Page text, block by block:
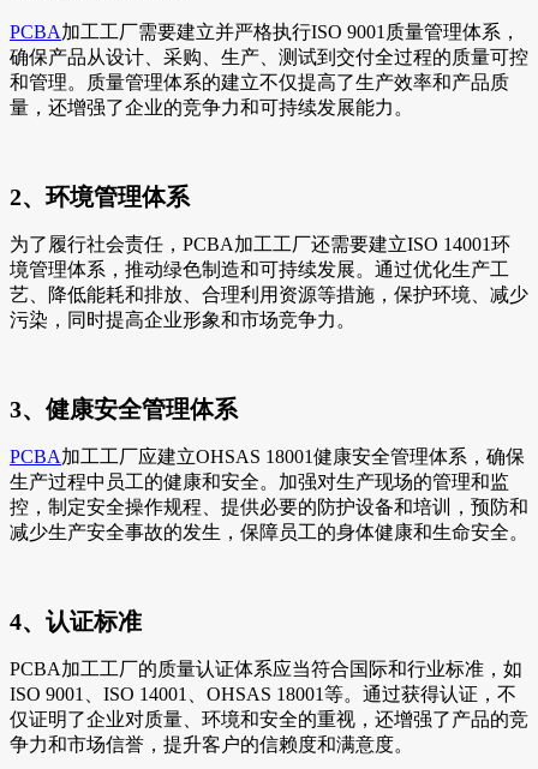
PCBA加工工厂需要建立并严格执行ISO 9001质量管理体系，
确保产品从设计、采购、生产、测试到交付全过程的质量可控
和管理。质量管理体系的建立不仅提高了生产效率和产品质
量，还增强了企业的竞争力和可持续发展能力。
2、环境管理体系
为了履行社会责任，PCBA加工工厂还需要建立ISO 14001环
境管理体系，推动绿色制造和可持续发展。通过优化生产工
艺、降低能耗和排放、合理利用资源等措施，保护环境、减少
污染，同时提高企业形象和市场竞争力。
3、健康安全管理体系
PCBA加工工厂应建立OHSAS 18001健康安全管理体系，确保
生产过程中员工的健康和安全。加强对生产现场的管理和监
控，制定安全操作规程、提供必要的防护设备和培训，预防和
减少生产安全事故的发生，保障员工的身体健康和生命安全。
4、认证标准
PCBA加工工厂的质量认证体系应当符合国际和行业标准，如
ISO 9001、ISO 14001、OHSAS 18001等。通过获得认证，不
仅证明了企业对质量、环境和安全的重视，还增强了产品的竞
争力和市场信誉，提升客户的信赖度和满意度。